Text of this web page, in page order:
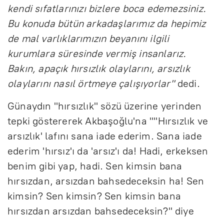
kendi sıfatlarınızı bizlere boca edemezsiniz.
Bu konuda bütün arkadaşlarımız da hepimiz
de mal varlıklarımızın beyanını ilgili
kurumlara süresinde vermiş insanlarız.
Bakın, apaçık hırsızlık olaylarını, arsızlık
olaylarını nasıl örtmeye çalışıyorlar"dedi.
Günaydın "hırsızlık" sözü üzerine yerinden
tepki göstererek Akbaşoğlu'na "''Hırsızlık ve
arsızlık' lafını sana iade ederim. Sana iade
ederim 'hırsız'ı da 'arsız'ı da! Hadi, erkeksen
benim gibi yap, hadi. Sen kimsin bana
hırsızdan, arsızdan bahsedeceksin ha! Sen
kimsin? Sen kimsin? Sen kimsin bana
hırsızdan arsızdan bahsedeceksin?" diye